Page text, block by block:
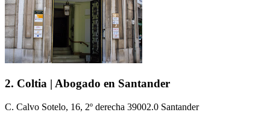
2. Coltia | Abogado en Santander
C. Calvo Sotelo, 16, 2º derecha 39002.0 Santander